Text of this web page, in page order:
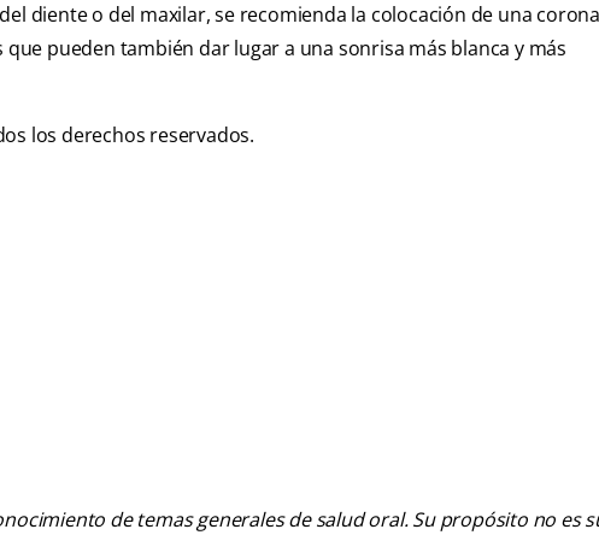
diente o del maxilar, se recomienda la colocación de una corona
pueden también dar lugar a una sonrisa más blanca y más
los derechos reservados.
de temas generales de salud oral. Su propósito no